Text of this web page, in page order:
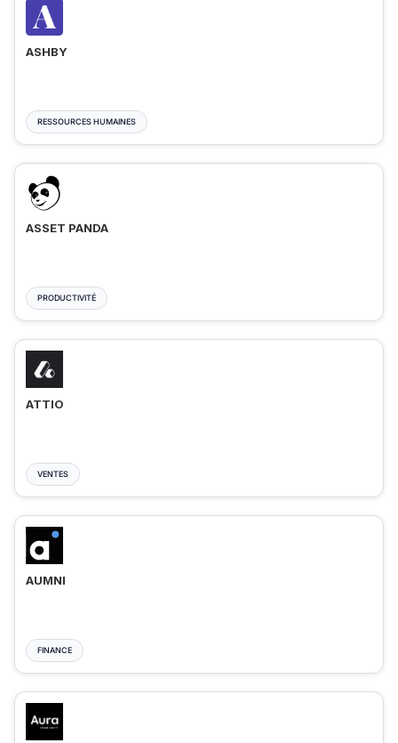
ASHBY
RESSOURCES HUMAINES
ASSET PANDA
PRODUCTIVITÉ
ATTIO
VENTES
AUMNI
FINANCE